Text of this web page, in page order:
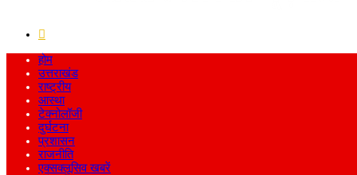
होम
उत्तराखंड
राष्ट्रीय
आस्था
टेक्नोलॉजी
दुर्घटना
प्रशासन
राजनीति
एक्सक्लूसिव खबरें